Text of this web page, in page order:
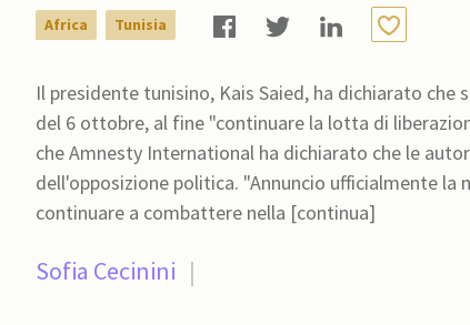
Africa Tunisia
Il presidente tunisino, Kais Saied, ha dichiarato
del 6 ottobre, al fine "continuare la lotta di
che Amnesty International ha dichiarato che le
dell'opposizione politica. "Annuncio ufficialmente
continuare a combattere nella [continua]
Sofia Cecinini |